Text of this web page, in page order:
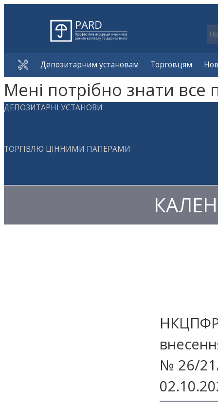
Депозитарним установам Торговцям
Мені потрібно знати все
ДЕПОЗИТАРНІ УСТАНОВИ
ТОРГІВЛЮ ЦІННИМИ ПАПЕРАМИ
НКЦПФР
№ 26/